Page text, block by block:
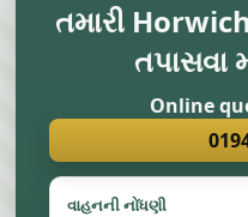
તમારી
તપાસવા
Online
વાહનની નોંધણી